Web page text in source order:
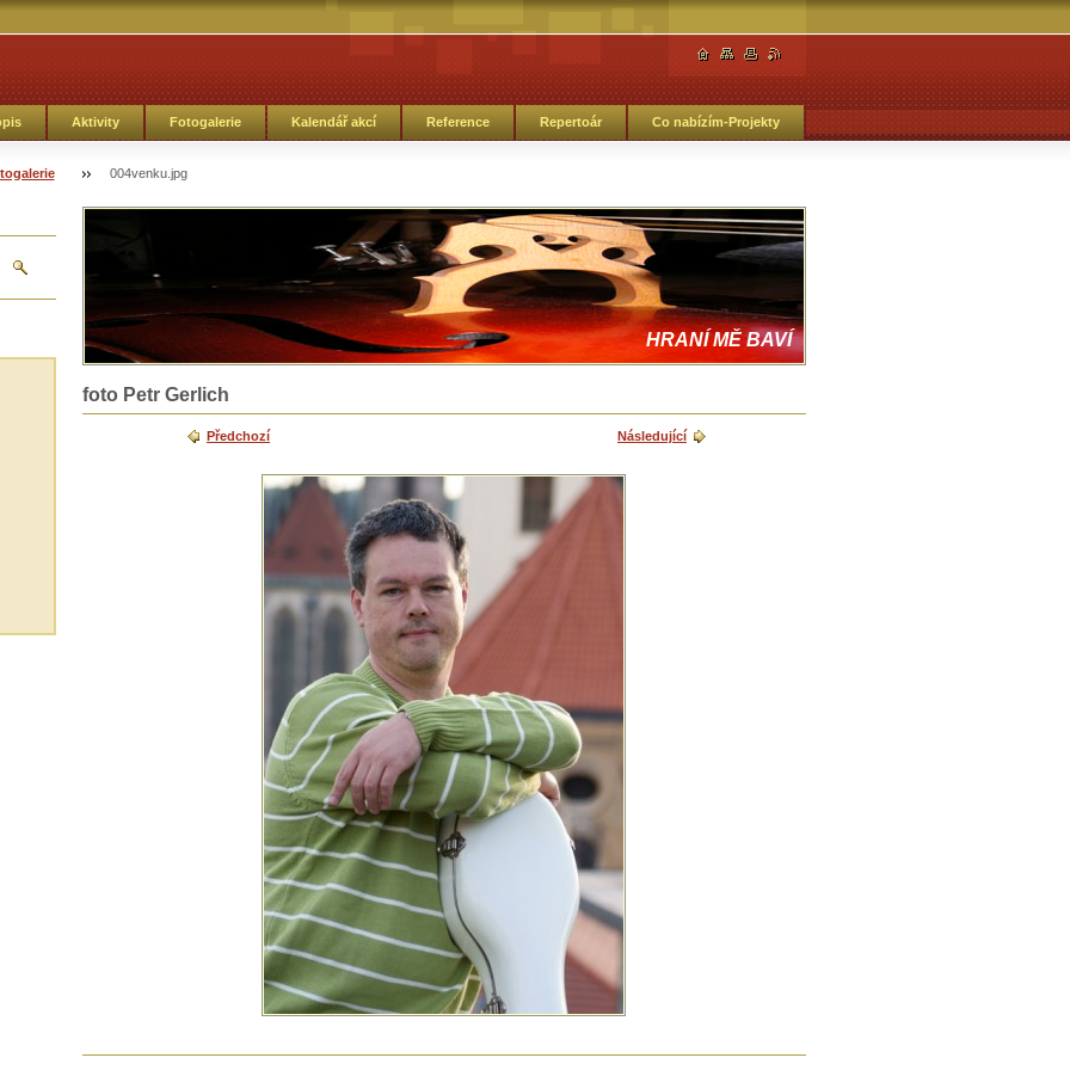
Aktivity Fotogalerie Kalendář akcí Reference Repertoár Co nabízím-Projekty
004venku.jpg
HRANÍ MĚ BAVÍ
foto Petr Gerlich
Předchozí Následující